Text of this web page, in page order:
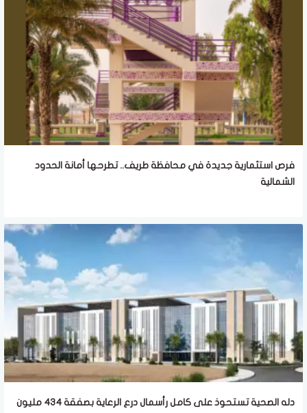
فرص استثمارية جديدة في محافظة طريف.. تطرحها أمانة الحدود
الشمالية
دله الصحية تستحوذ على كامل رأسمال درع الرعاية بصفقة 434 مليون